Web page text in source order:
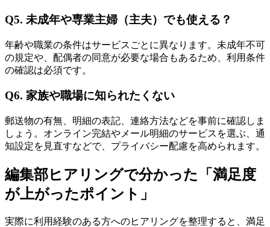
Q5. 未成年や専業主婦（主夫）でも使える？
年齢や職業の条件はサービスごとに異なります。未成年不可
の規定や、配偶者の同意が必要な場合もあるため、利用条件
の確認は必須です。
Q6. 家族や職場に知られたくない
郵送物の有無、明細の表記、連絡方法などを事前に確認しま
しょう。オンライン完結やメール明細のサービスを選ぶ、通
知設定を見直すなどで、プライバシー配慮を高められます。
編集部ヒアリングで分かった「満足度
が上がったポイント」
実際に利用経験のある方へのヒアリングを整理すると、満足